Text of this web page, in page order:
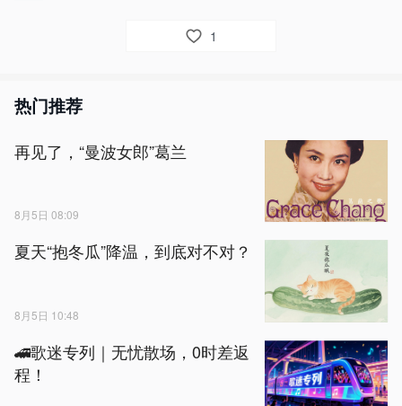
1
热门推荐
再见了，“曼波女郎”葛兰
8月5日 08:09
夏天“抱冬瓜”降温，到底对不对？
8月5日 10:48
🚄歌迷专列｜无忧散场，0时差返
程！